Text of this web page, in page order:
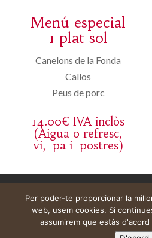
Menú especial
1 plat sol
Canelons de la Fonda
Callos
Peus de porc
14.00€ IVA inclòs
(Aigua o refresc,
vi, pa i postres)
Per poder-te proporcionar la
web, usem cookies. Si
assumirem que estàs